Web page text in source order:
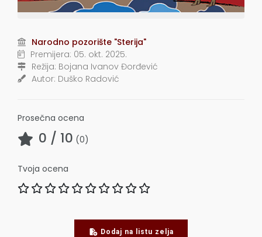
Narodno pozorište "Sterija"
Premijera: 05. okt. 2025.
Režija: Bojana Ivanov Đorđević
Autor: Duško Radović
Prosečna ocena
0 / 10 (0)
Tvoja ocena
Dodaj na listu zelja